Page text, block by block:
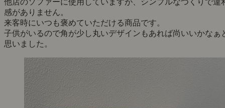
他店のソファーに使用していますが、シンプルなつくりで違
感がありません。
来客時にいつも褒めていただける商品です。
子供がいるので角が少し丸いデザインもあれば尚いいかなぁ
思いました。